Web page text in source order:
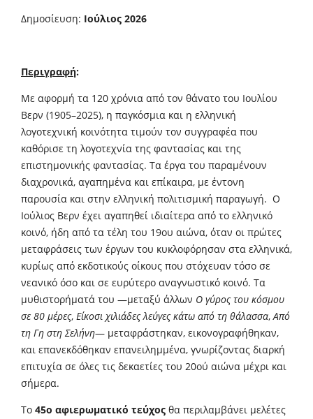
Δημοσίευση: Ιούλιος 2026
Περιγραφή:
Με αφορμή τα 120 χρόνια από τον θάνατο του Ιουλίου
Βερν (1905–2025), η παγκόσμια και η ελληνική
λογοτεχνική κοινότητα τιμούν τον συγγραφέα που
καθόρισε τη λογοτεχνία της φαντασίας και της
επιστημονικής φαντασίας. Τα έργα του παραμένουν
διαχρονικά, αγαπημένα και επίκαιρα, με έντονη
παρουσία και στην ελληνική πολιτισμική παραγωγή. Ο
Ιούλιος Βερν έχει αγαπηθεί ιδιαίτερα από το ελληνικό
κοινό, ήδη από τα τέλη του 19ου αιώνα, όταν οι πρώτες
μεταφράσεις των έργων του κυκλοφόρησαν στα ελληνικά,
κυρίως από εκδοτικούς οίκους που στόχευαν τόσο σε
νεανικό όσο και σε ευρύτερο αναγνωστικό κοινό. Τα
μυθιστορήματά του —μεταξύ άλλων Ο γύρος του κόσμου
σε 80 μέρες, Είκοσι χιλιάδες λεύγες κάτω από τη θάλασσα,Από
τη Γη στη Σελήνη— μεταφράστηκαν, εικονογραφήθηκαν,
και επανεκδόθηκαν επανειλημμένα, γνωρίζοντας διαρκή
επιτυχία σε όλες τις δεκαετίες του 20ού αιώνα μέχρι και
σήμερα.
Το 45ο αφιερωματικό τεύχος θα περιλαμβάνει μελέτες